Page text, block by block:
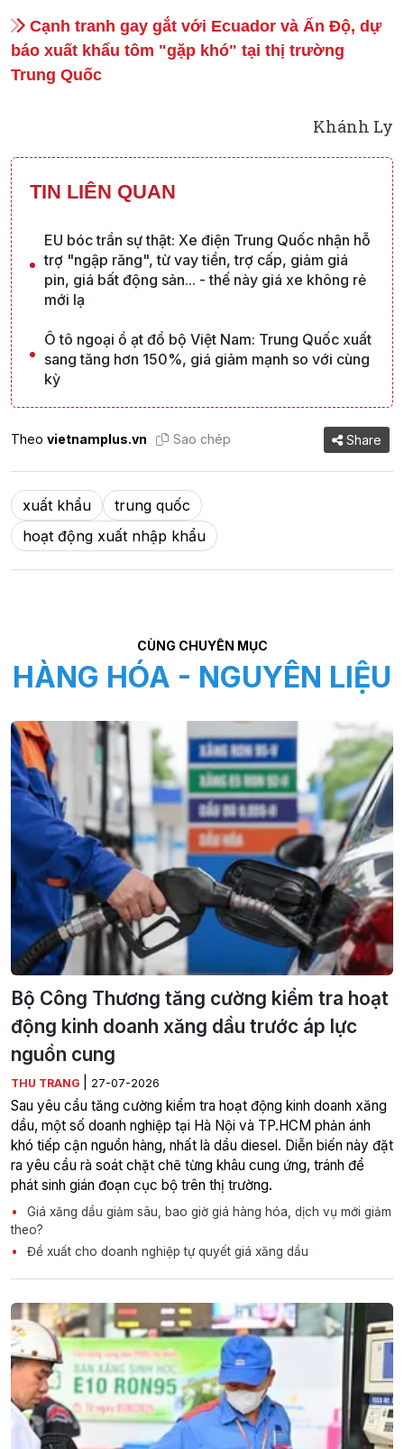
Cạnh tranh gay gắt với Ecuador và Ấn Độ, dự
báo xuất khẩu tôm "gặp khó" tại thị trường
Trung Quốc
Khánh Ly
TIN LIÊN QUAN
EU bóc trần sự thật: Xe điện Trung Quốc nhận hỗ
trợ "ngập răng", từ vay tiền, trợ cấp, giảm giá
pin, giá bất động sản... - thế này giá xe không rẻ
mới lạ
Ô tô ngoại ồ ạt đổ bộ Việt Nam: Trung Quốc xuất
sang tăng hơn 150%, giá giảm mạnh so với cùng
kỳ
Theo vietnamplus.vn Sao chép Share
xuất khẩu
trung quốc
hoạt động xuất nhập khẩu
CÙNG CHUYÊN MỤC
HÀNG HÓA - NGUYÊN LIỆU
Bộ Công Thương tăng cường kiểm tra hoạt
động kinh doanh xăng dầu trước áp lực
nguồn cung
THU TRANG 27-07-2026
Sau yêu cầu tăng cường kiểm tra hoạt động kinh doanh xăng
dầu, một số doanh nghiệp tại Hà Nội và TP.HCM phản ánh
khó tiếp cận nguồn hàng, nhất là dầu diesel. Diễn biến này đặt
ra yêu cầu rà soát chặt chẽ từng khâu cung ứng, tránh để
phát sinh gián đoạn cục bộ trên thị trường.
Giá xăng dầu giảm sâu, bao giờ giá hàng hóa, dịch vụ mới giảm
theo?
Đề xuất cho doanh nghiệp tự quyết giá xăng dầu